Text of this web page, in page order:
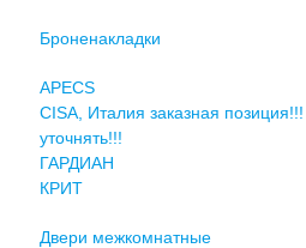
Броненакладки
APECS
CISA, Италия заказная
уточнять!!!
ГАРДИАН
КРИТ
Двери межкомнатные